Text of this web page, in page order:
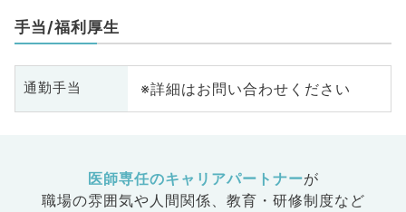
手当/福利厚生
通勤手当 ※詳細はお問い合わせください
医師専任のキャリアパートナーが
職場の雰囲気や人間関係、 教育・研修制度など